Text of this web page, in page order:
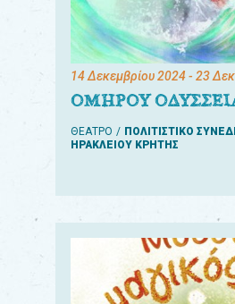
14 Δεκεμβρίου 2024- 23
ΟΜΗΡΟΥ
ΘΕΑΤΡΟ
ΠΟΛΙΤΙΣΤΙΚΟ
ΗΡΑΚΛΕΙΟΥ ΚΡΗΤΗΣ